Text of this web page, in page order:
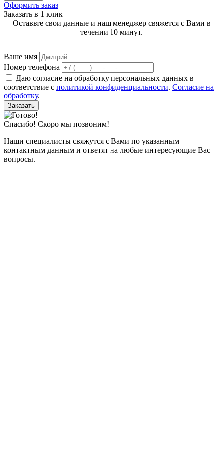
Оформить заказ
Заказать в 1 клик
Оставьте свои данные и наш менеджер свяжется с Вами в
течении 10 минут.
Ваше имя
Номер телефона
Даю согласие на обработку персональных данных в
соответствие с политикой конфиденциальности. Согласие на
обработку.
Заказать
Спасибо! Скоро мы позвоним!
Наши специалисты свяжутся с Вами по указанным
контактным данным и ответят на любые интересующие Вас
вопросы.